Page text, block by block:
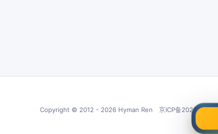
Copyright © 2012 - 2026 Hyman Ren 京ICP备